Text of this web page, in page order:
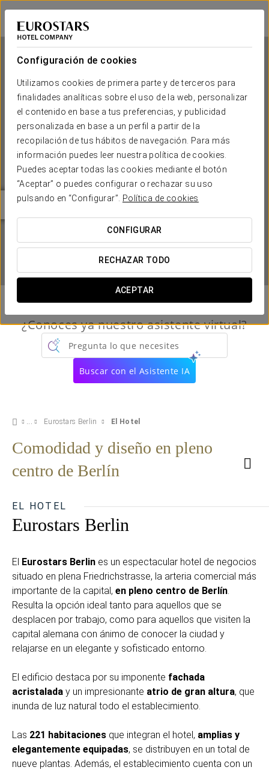
Configuración de cookies
Utilizamos cookies de primera parte y de terceros para
finalidades analíticas sobre el uso de la web, personalizar
el contenido en base a tus preferencias, y publicidad
personalizada en base a un perfil a partir de la
recopilación de tus hábitos de navegación. Para más
información puedes leer nuestra política de cookies.
Puedes aceptar todas las cookies mediante el botón
“Aceptar” o puedes configurar o rechazar su uso
pulsando en “Configurar”.
Política de cookies
CONFIGURAR
RECHAZAR TODO
ACEPTAR
Eurostars Berlin
BERLÍN
Eurostars Berlin
BERLÍN
¿CUÁNDO QUIERES IR?
¿Conoces ya nuestro asistente virtual?
Pregunta lo que necesites
Buscar con el Asistente IA
Eurostars Berlin El Hotel
Comodidad y diseño en pleno
centro de Berlín
EL HOTEL
Eurostars Berlin
El Eurostars Berlin es un espectacular hotel de negocios
situado en plena Friedrichstrasse, la arteria comercial más
importante de la capital, en pleno centro de Berlín.
Resulta la opción ideal tanto para aquellos que se
desplacen por trabajo, como para aquellos que visiten la
capital alemana con ánimo de conocer la ciudad y
relajarse en un elegante y sofisticado entorno.
El edificio destaca por su imponente fachada
acristalada y un impresionante atrio de gran altura, que
inunda de luz natural todo el establecimiento.
Las 221 habitaciones que integran el hotel, amplias y
elegantemente equipadas, se distribuyen en un total de
nueve plantas. Además, el establecimiento cuenta con un